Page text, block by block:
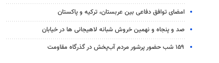
امضای توافق دفاعی بین عربستان، ترکیه و پاکستان
صد و پنجاه و نهمین خروش شبانه لاهیجانی ها در خیابان
۱۵۹ شب حضور پرشور مردم آب‌پخش در گذرگاه مقاومت